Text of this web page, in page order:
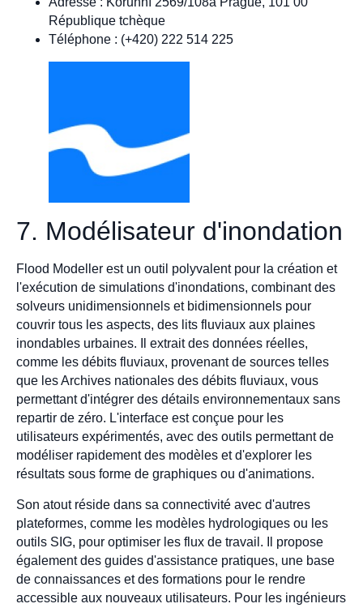
République tchèque
Téléphone : (+420) 222 514 225
7. Modélisateur d'inondation
Flood Modeller est un outil polyvalent pour la création et
l'exécution de simulations d'inondations, combinant des
solveurs unidimensionnels et bidimensionnels pour
couvrir tous les aspects, des lits fluviaux aux plaines
inondables urbaines. Il extrait des données réelles,
comme les débits fluviaux, provenant de sources telles
que les Archives nationales des débits fluviaux, vous
permettant d'intégrer des détails environnementaux sans
repartir de zéro. L'interface est conçue pour les
utilisateurs expérimentés, avec des outils permettant de
modéliser rapidement des modèles et d'explorer les
résultats sous forme de graphiques ou d'animations.
Son atout réside dans sa connectivité avec d'autres
plateformes, comme les modèles hydrologiques ou les
outils SIG, pour optimiser les flux de travail. Il propose
également des guides d'assistance pratiques, une base
de connaissances et des formations pour le rendre
accessible aux nouveaux utilisateurs. Pour les ingénieurs